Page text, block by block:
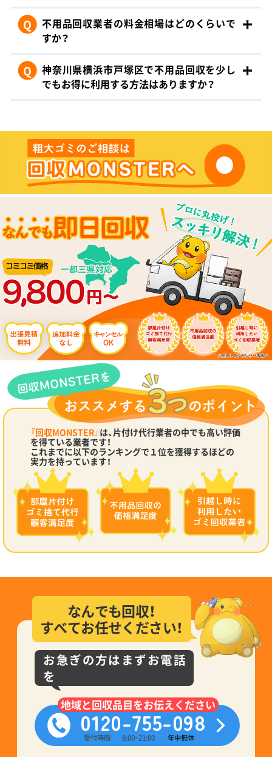
Q
不用品回収業者の料金相場はどのくらいで
すか？
Q
神奈川県横浜市戸塚区で不用品回収を少し
でもお得に利用する方法はありますか？
『回収MONSTER』は、片付け代行業者の中でも高い評価
を得ている業者です！
これまでに以下のランキングで１位を獲得するほどの
実力を持っています！
なんでも回収！
すべてお任せください！
お急ぎの方はまずお電話
を
0120-755-098
地域と回収品目をお伝えください
受付時間 8:00~21:00 年中無休